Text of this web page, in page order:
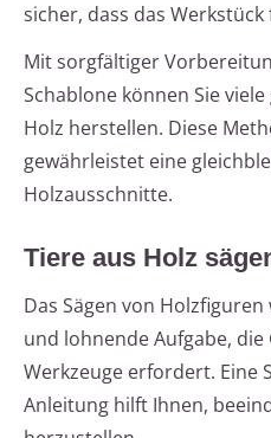
sicher, dass das
Mit sorgfältiger
Schablone können Sie
Holz herstellen. Diese
gewährleistet eine
Holzausschnitte.
Tiere aus Holz
Das Sägen von
und lohnende Aufgabe,
Werkzeuge erfordert. Eine
Anleitung hilft Ihnen,